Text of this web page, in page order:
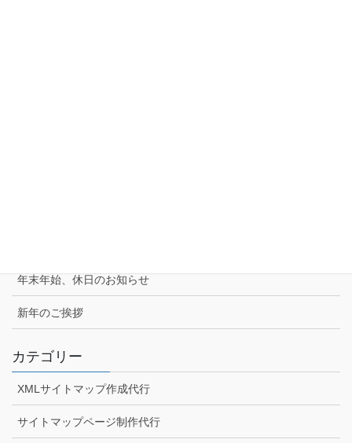
年末年始、休日のお知らせ
新年のご挨拶
カテゴリー
XMLサイトマップ作成代行
サイトマップページ制作代行